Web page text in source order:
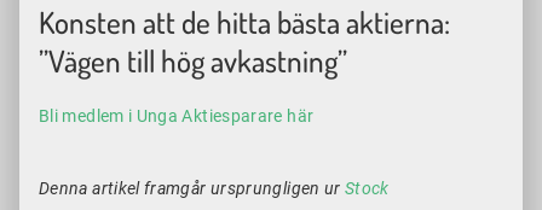
Konsten att de hitta bästa aktierna:
”Vägen till hög avkastning”
Bli medlem i Unga Aktiesparare här
Denna artikel framgår ursprungligen urStock